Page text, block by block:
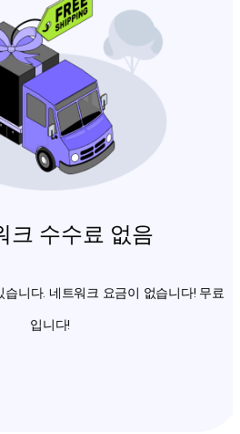
크 수수료 없음
니다. 네트워크 요금이 없습니다! 무료
입니다!